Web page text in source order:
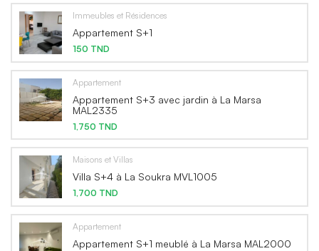
Immeubles et Résidences
Appartement S+1
150 TND
Appartement
Appartement S+3 avec jardin à La Marsa
MAL2335
1,750 TND
Maisons et Villas
Villa S+4 à La Soukra MVL1005
1,700 TND
Appartement
Appartement S+1 meublé à La Marsa MAL2000